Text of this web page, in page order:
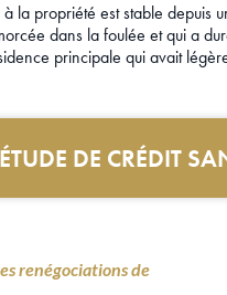
la propriété est stable
dans la foulée et qui a
principale qui avait
ÉTUDE DE CRÉDIT
renégociations de